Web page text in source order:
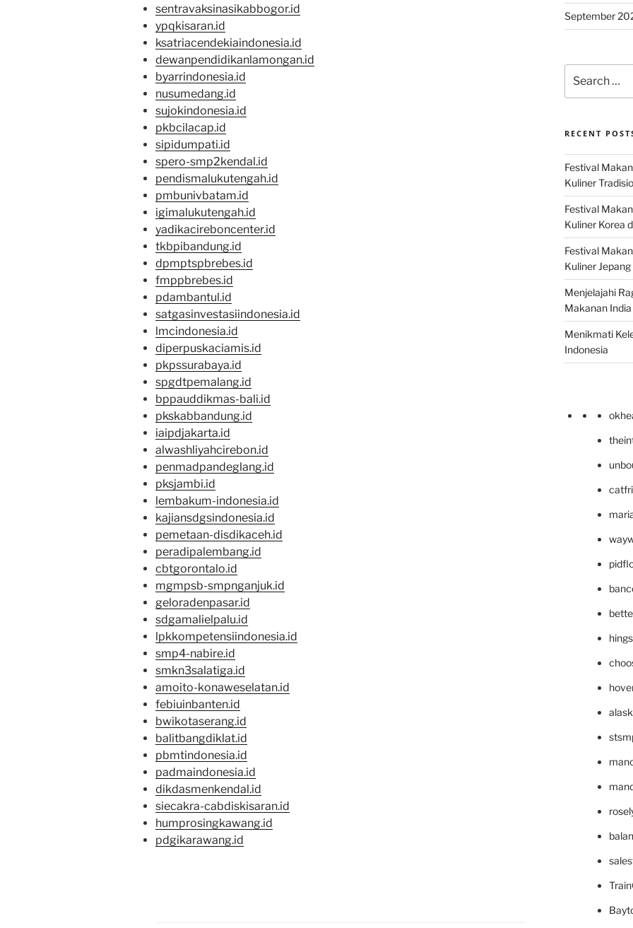
sentravaksinasikabbogor.id
ypqkisaran.id
ksatriacendekiaindonesia.id
dewanpendidikanlamongan.id
byarrindonesia.id
nusumedang.id
sujokindonesia.id
pkbcilacap.id
sipidumpati.id
spero-smp2kendal.id
pendismalukutengah.id
pmbunivbatam.id
igimalukutengah.id
yadikacireboncenter.id
tkbpibandung.id
dpmptspbrebes.id
fmppbrebes.id
pdambantul.id
satgasinvestasiindonesia.id
lmcindonesia.id
diperpuskaciamis.id
pkpssurabaya.id
spgdtpemalang.id
bppauddikmas-bali.id
pkskabbandung.id
iaipdjakarta.id
alwashliyahcirebon.id
penmadpandeglang.id
pksjambi.id
lembakum-indonesia.id
kajiansdgsindonesia.id
pemetaan-disdikaceh.id
peradipalembang.id
cbtgorontalo.id
mgmpsb-smpnganjuk.id
geloradenpasar.id
sdgamalielpalu.id
lpkkompetensiindonesia.id
smp4-nabire.id
smkn3salatiga.id
amoito-konaweselatan.id
febiuinbanten.id
bwikotaserang.id
balitbangdiklat.id
pbmtindonesia.id
padmaindonesia.id
dikdasmenkendal.id
siecakra-cabdiskisaran.id
humprosingkawang.id
pdgikarawang.id
September
for:
RECENT
Festival
Kuliner
Festival
Kuliner Korea
Festival
Kuliner
Menjelajahi
Makanan
Menikmati
Indonesia